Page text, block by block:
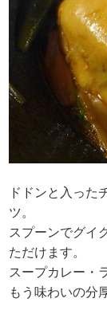
ドドンと入った
ツ。
スプーンでグイ
ただけます。
スープカレー・
もう味わいの分